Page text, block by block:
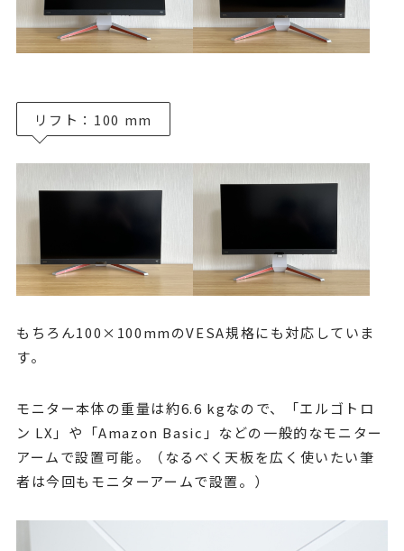
リフト：100 mm
もちろん100×100mmのVESA規格にも対応していま
す。
モニター本体の重量は約6.6 kgなので、「エルゴトロ
ン LX」や「Amazon Basic」などの一般的なモニター
アームで設置可能。（なるべく天板を広く使いたい筆
者は今回もモニターアームで設置。）